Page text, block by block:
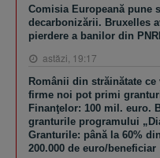
Comisia Europeană pune
decarbonizării. Bruxelles
pierdere a banilor din
astăzi, 19:17
Românii din străinătate
firme noi pot primi
Finanţelor: 100 mil. euro.
granturile programului
Granturile: până la 60%
200.000 de euro/beneficiar